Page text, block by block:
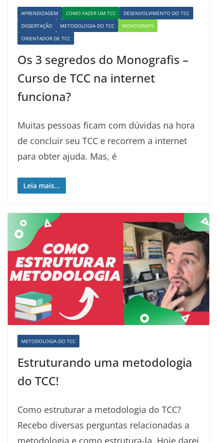
APRENDIZAGEM COMO FAZER UM TCC
DESENVOLVIMENTO DO TCC
DISSERTAÇÃO
METODOLOGIA DO TCC
MONOGRAFIS
ORIENTADOR DE TCC
Os 3 segredos do Monografis –
Curso de TCC na internet
funciona?
Muitas pessoas ficam com dúvidas na hora
de concluir seu TCC e recorrem a internet
para obter ajuda. Mas, é
Leia mais...
METODOLOGIA DO TCC
Estruturando uma metodologia
do TCC!
Como estruturar a metodologia do TCC?
Recebo diversas perguntas relacionadas a
metodologia e como estrutura-la. Hoje darei